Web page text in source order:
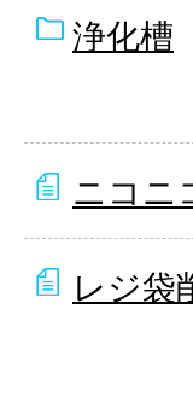
浄化槽
ニコニ
レジ袋